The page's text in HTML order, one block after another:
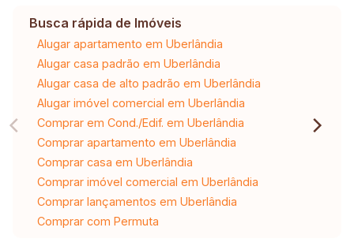
Busca rápida de Imóveis
Alugar apartamento em Uberlândia
Alugar casa padrão em Uberlândia
Alugar casa de alto padrão em Uberlândia
Alugar imóvel comercial em Uberlândia
Comprar em Cond./Edif. em Uberlândia
Comprar apartamento em Uberlândia
Comprar casa em Uberlândia
Comprar imóvel comercial em Uberlândia
Comprar lançamentos em Uberlândia
Comprar com Permuta